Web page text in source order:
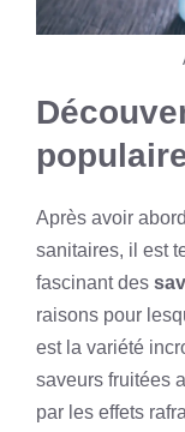
Après avoir
sanitaires, il est
fascinant des
raisons pour
est la variété
saveurs fruitées
par les effets